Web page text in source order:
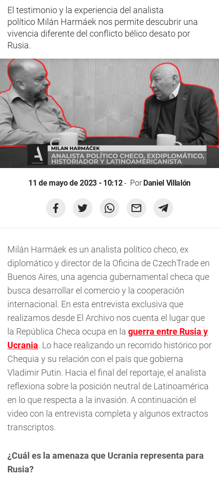
El testimonio y la experiencia del analista
político Milán Harmáek nos permite descubrir una
vivencia diferente del conflicto bélico desato por
Rusia.
11 de mayo de 2023 - 10:12 PorDaniel Villalón
Milán Harmáek es un analista político checo, ex
diplomático y director de la Oficina de CzechTrade en
Buenos Aires, una agencia gubernamental checa que
busca desarrollar el comercio y la cooperación
internacional. En esta entrevista exclusiva que
realizamos desde El Archivo nos cuenta el lugar que
la República Checa ocupa en la guerra entre Rusia y
Ucrania. Lo hace realizando un recorrido histórico por
Chequia y su relación con el país que gobierna
Vladimir Putin. Hacia el final del reportaje, el analista
reflexiona sobre la posición neutral de Latinoamérica
en lo que respecta a la invasión. A continuación el
video con la entrevista completa y algunos extractos
transcriptos.
¿Cuál es la amenaza que Ucrania representa para
Rusia?